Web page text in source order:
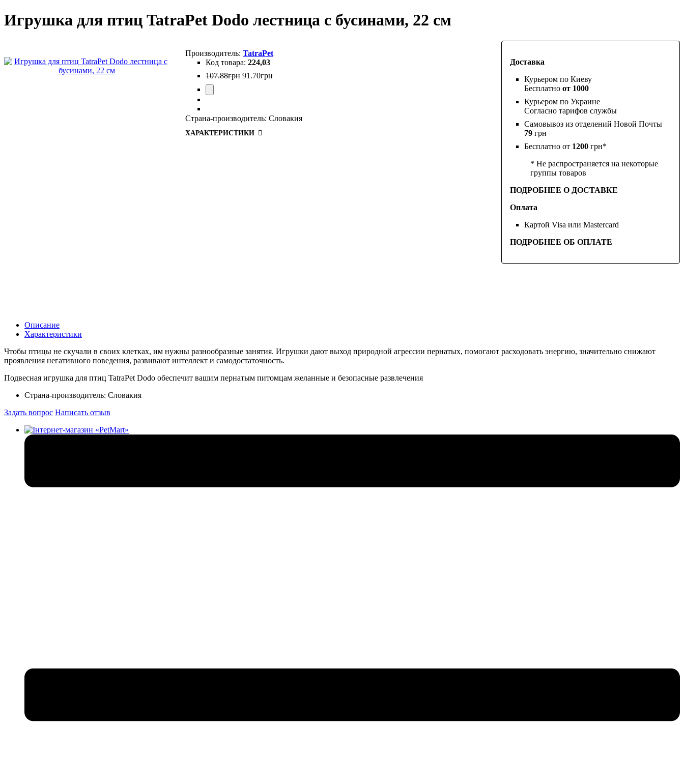
Игрушка для птиц TatraPet Dodo лестница с бусинами, 22 см
Доставка
Курьером по Киеву
Бесплатно от 1000
Курьером по Украине
Согласно тарифов службы
Самовывоз из отделений Новой Почты
79 грн
Бесплатно от 1200 грн*
* Не распространяется на некоторые
группы товаров
ПОДРОБНЕЕ О ДОСТАВКЕ
Оплата
Картой Visa или Mastercard
ПОДРОБНЕЕ ОБ ОПЛАТЕ
TatraPet
224,03
107.88грн 91 .70грн
Страна-производитель: Словакия
ХАРАКТЕРИСТИКИ
Описание
Характеристики
Чтобы птицы не скучали в своих клетках, им нужны разнообразные занятия. Игрушки дают выход природной агрессии пернатых, помогают расходовать энергию, значительно снижают
проявления негативного поведения, развивают интеллект и самодостаточность.
Подвесная игрушка для птиц TatraPet Dodo обеспечит вашим пернатым питомцам желанные и безопасные развлечения
Страна-производитель: Словакия
Задать вопрос Написать отзыв